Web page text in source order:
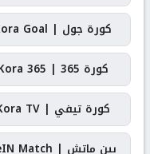
كورة جول | Kora Goal
كورة 365 | Kora 365
كورة تيفي | Kora TV
بين ماتش | beIN Match